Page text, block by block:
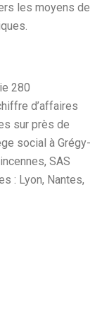
les moyens de
280
d’affaires
sur près de
social à Grégy-
SAS
: Lyon, Nantes,